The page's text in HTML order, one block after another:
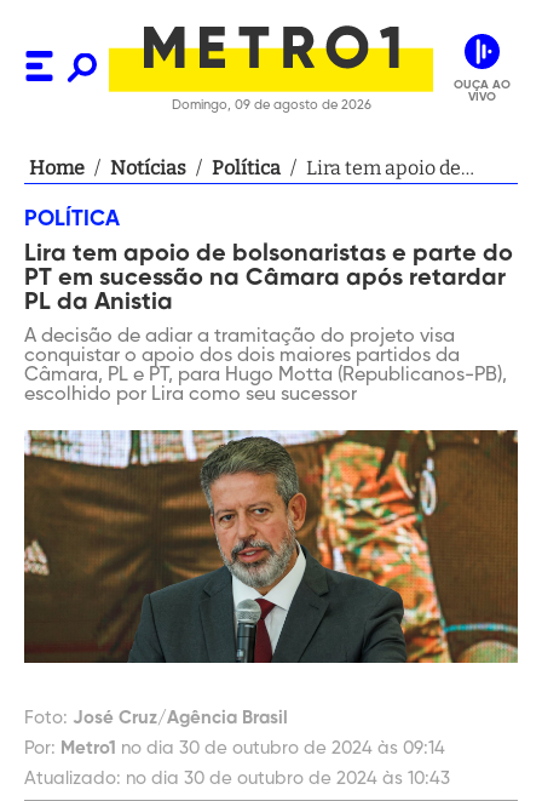
Domingo, 09 de agosto de 2026
OUÇA AO
VIVO
Home / Notícias / Política / Lira tem apoio de
Câmara após retardar
PL da Anistia
POLÍTICA
Lira tem apoio de bolsonaristas e parte do
PT em sucessão na Câmara após retardar
PL da Anistia
A decisão de adiar a tramitação do projeto visa
conquistar o apoio dos dois maiores partidos da
Câmara, PL e PT, para Hugo Motta (Republicanos-PB),
escolhido por Lira como seu sucessor
Foto: José Cruz/Agência Brasil
Por: Metro1 no dia 30 de outubro de 2024 às 09:14
Atualizado: no dia 30 de outubro de 2024 às 10:43